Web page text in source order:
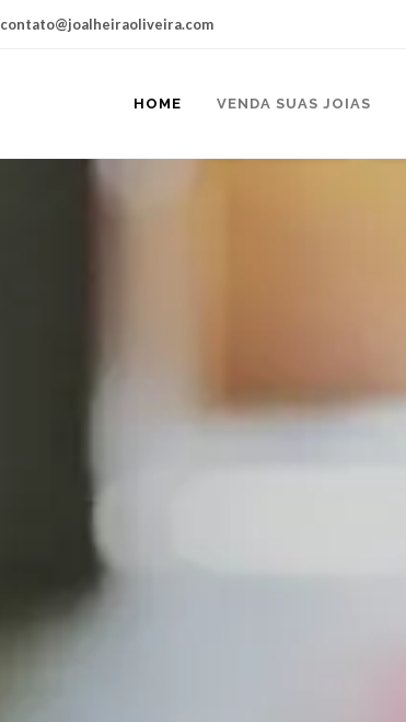
contato@joalheiraoliveira.com
HOME VENDA SUAS JOIAS